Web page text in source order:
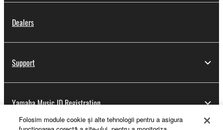
Dealers
Support
Yamaha Music ID Registration
Folosim module cookie şi alte tehnologii pentru a asigura